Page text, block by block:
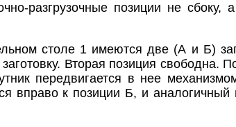
разгрузочные позиции не
столе 1 имеются две (А и Б)
Вторая позиция свободна.
передвигается в нее
вправо к позиции Б, и аналогичный